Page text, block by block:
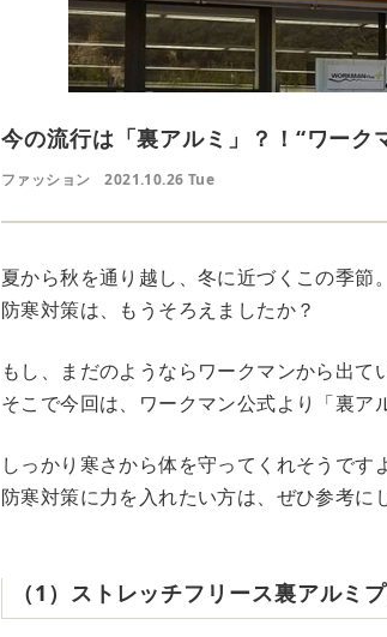
今の流行は「裏アルミ」？！“ワー
ファッション 2021.10.26 Tue
夏から秋を通り越し、冬に近づくこの季節。
防寒対策は、もうそろえましたか？
もし、まだのようならワークマンから出て
そこで今回は、ワークマン公式より「裏ア
しっかり寒さから体を守ってくれそうですよ
防寒対策に力を入れたい方は、ぜひ参考に
（1）ストレッチフリース裏アルミ